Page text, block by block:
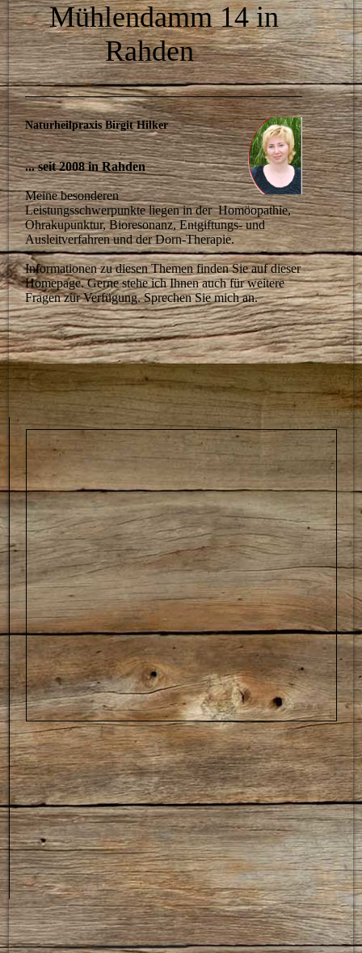
Mühlendamm 14 in
Rahden
Naturheilpraxis Birgit Hilker
... seit 2008 in Rahden
Meine besonderen
Leistungsschwerpunkte liegen in der Homöopathie,
Ohrakupunktur, Bioresonanz, Entgiftungs- und
Ausleitverfahren und der Dorn-Therapie.
Informationen zu diesen Themen finden Sie auf dieser
Homepage. Gerne stehe ich Ihnen auch für weitere
Fragen zur Verfügung. Sprechen Sie mich an.